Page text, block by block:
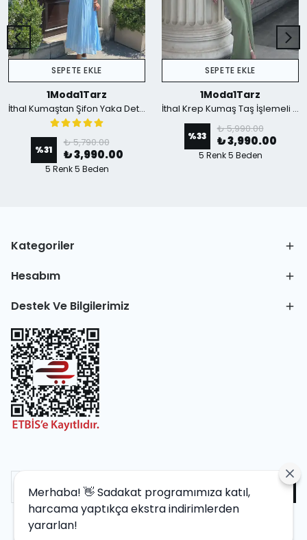
SEPETE EKLE
1Moda1Tarz
İthal Kumaştan Şifon Yaka Detaylı Piliseli Kemerli Astarlı Özel Tasarım Elbise - mavi
%31
₺ 5,790.00
₺ 3,990.00
5 Renk 5 Beden
SEPETE EKLE
1Moda1Tarz
İthal Krep Kumaş Taş İşlemeli Askılı Astarlı Özel Tasarım Yırtmaçlı Maxi Elbise - Yeşil
%33
₺ 5,990.00
₺ 3,990.00
5 Renk 5 Beden
Kategoriler
Hesabım
Destek Ve Bilgilerimiz
Merhaba! 👋 Sadakat programımıza katıl,
harcama yaptıkça ekstra indirimlerden
yararlan!